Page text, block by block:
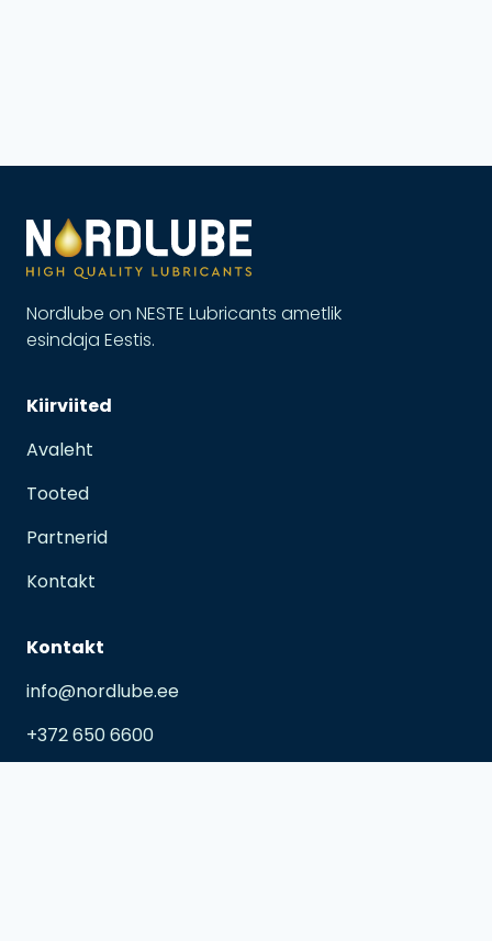
Nordlube on NESTE Lubricants ametlik
esindaja Eestis.
Kiirviited
Avaleht
Tooted
Partnerid
Kontakt
Kontakt
info@nordlube.ee
+372 650 6600